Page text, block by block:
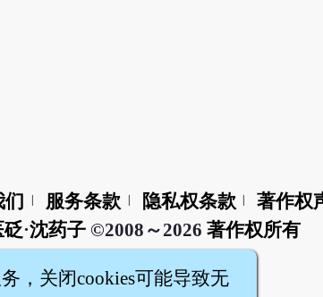
服务条款 隐私权条款
著作权
砭·沈药子©2008～2026 著作权所有
，关闭cookies可能导致无